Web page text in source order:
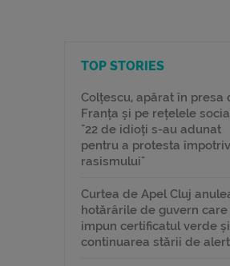
TOP STORIES
Colțescu, apărat în presa
Franța și pe rețelele
"22 de idioți s-au adunat
pentru a protesta
rasismului"
Curtea de Apel Cluj
hotărârile de guvern care
impun certificatul verde și
continuarea stării de